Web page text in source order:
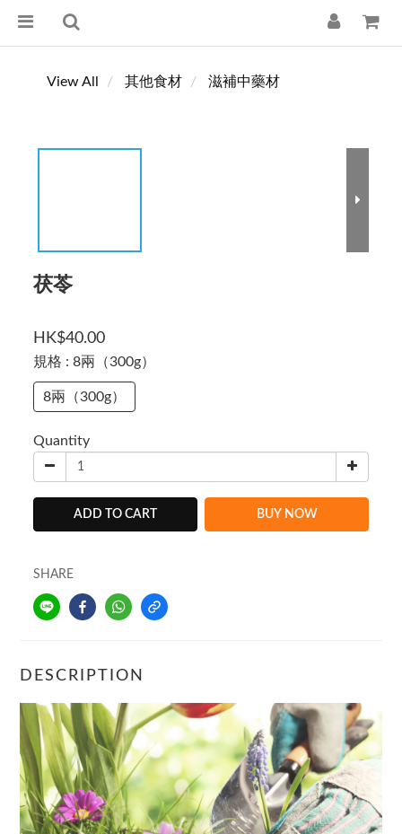
View All 其他食材 滋補中藥材
茯苓
HK$40.00
規格 : 8兩（300g）
8兩（300g）
Quantity
ADD TO CART BUY NOW
SHARE
DESCRIPTION